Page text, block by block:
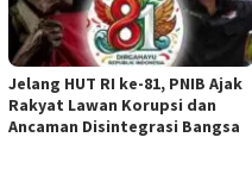
Jelang HUT RI ke-81, PNIB Ajak
Rakyat Lawan Korupsi dan
Ancaman Disintegrasi Bangsa